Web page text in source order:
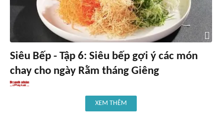
Siêu Bếp - Tập 6: Siêu bếp gợi ý các món
chay cho ngày Rằm tháng Giêng
XEM THÊM